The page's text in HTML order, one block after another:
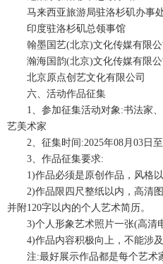
马来西亚旅游局驻洛杉矶办事
印度驻洛杉矶总领事馆
翰墨国艺(北京)文化传媒有限公
瀚海国韵(北京)文化传媒有限公
北京原点创艺文化有限公司
六、活动作品征集
1、参加征集活动对象:书法家
艺美术家
2、征集时间:2025年08月03日
3、作品征集要求:
1)作品必须是原创作品，风格
2)作品限四尺整纸以内，高清
并附120字以内的个人艺术简历。
3)个人形象艺术照片一张(高清
4)作品内容积极向上，不能涉
注:最好展示作品都是每个艺术